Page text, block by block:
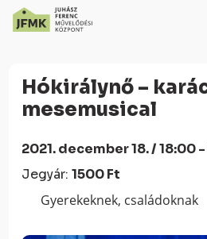
Content
navigációhoz
Hókirálynő – karácsonyi
mesemusical
2021. december 18. / 18:00
Jegyár:1500 Ft
Gyerekeknek, családoknak